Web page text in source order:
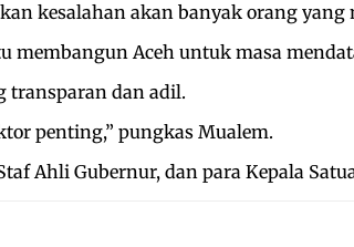
kesalahan akan banyak orang yang
membangun Aceh untuk masa
transparan dan adil.
penting,” pungkas Mualem.
Ahli Gubernur, dan para Kepala